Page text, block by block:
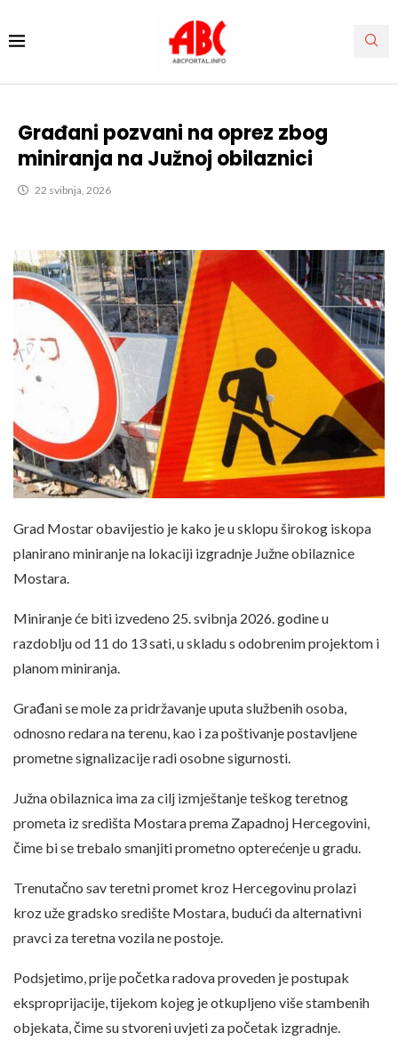
Građani pozvani na oprez zbog
miniranja na Južnoj obilaznici
22 svibnja, 2026
Grad Mostar obavijestio je kako je u sklopu širokog iskopa
planirano miniranje na lokaciji izgradnje Južne obilaznice
Mostara.
Miniranje će biti izvedeno 25. svibnja 2026. godine u
razdoblju od 11 do 13 sati, u skladu s odobrenim projektom i
planom miniranja.
Građani se mole za pridržavanje uputa službenih osoba,
odnosno redara na terenu, kao i za poštivanje postavljene
prometne signalizacije radi osobne sigurnosti.
Južna obilaznica ima za cilj izmještanje teškog teretnog
prometa iz središta Mostara prema Zapadnoj Hercegovini,
čime bi se trebalo smanjiti prometno opterećenje u gradu.
Trenutačno sav teretni promet kroz Hercegovinu prolazi
kroz uže gradsko središte Mostara, budući da alternativni
pravci za teretna vozila ne postoje.
Podsjetimo, prije početka radova proveden je postupak
eksproprijacije, tijekom kojeg je otkupljeno više stambenih
objekata, čime su stvoreni uvjeti za početak izgradnje.